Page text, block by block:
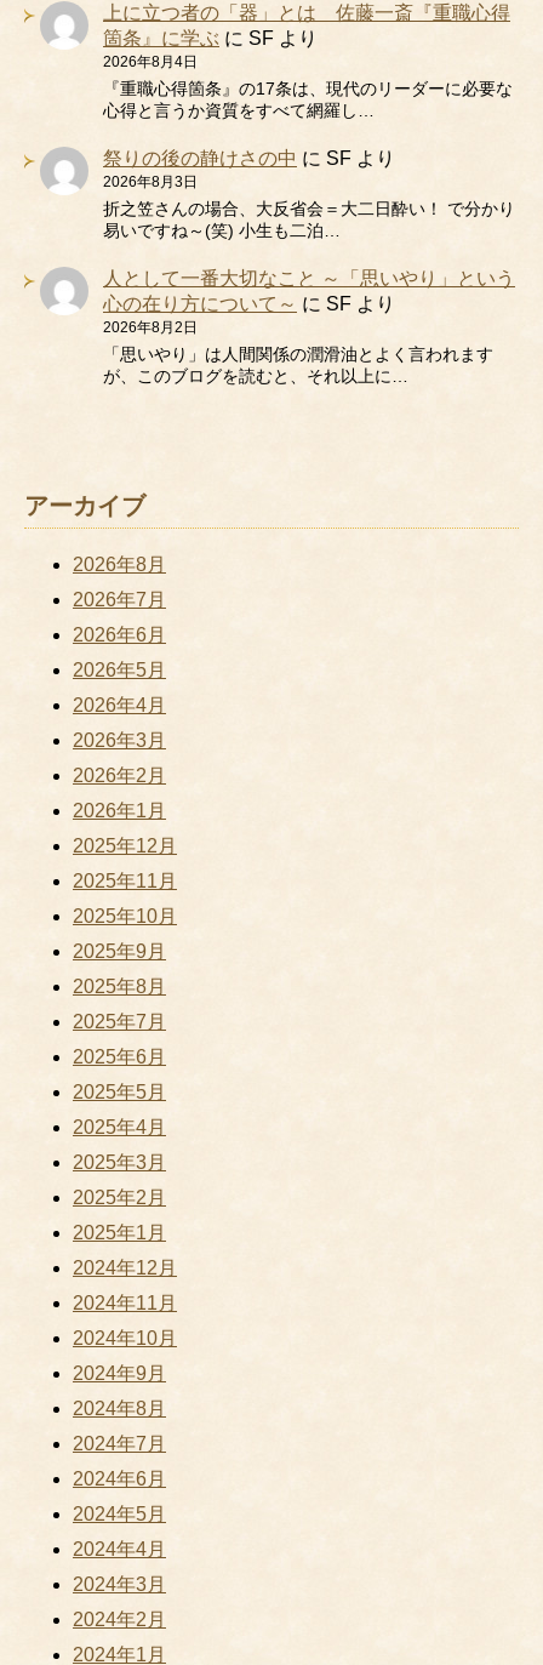
上に立つ者の「器」とは 佐藤一斎『重職心得
箇条』に学ぶ に SF より
2026年8月4日
『重職心得箇条』の17条は、現代のリーダーに必要な
心得と言うか資質をすべて網羅し…
祭りの後の静けさの中 に SF より
2026年8月3日
折之笠さんの場合、大反省会＝大二日酔い！ で分かり
易いですね～(笑) 小生も二泊…
人として一番大切なこと ～「思いやり」という
心の在り方について～ に SF より
2026年8月2日
「思いやり」は人間関係の潤滑油とよく言われます
が、このブログを読むと、それ以上に…
アーカイブ
2026年8月
2026年7月
2026年6月
2026年5月
2026年4月
2026年3月
2026年2月
2026年1月
2025年12月
2025年11月
2025年10月
2025年9月
2025年8月
2025年7月
2025年6月
2025年5月
2025年4月
2025年3月
2025年2月
2025年1月
2024年12月
2024年11月
2024年10月
2024年9月
2024年8月
2024年7月
2024年6月
2024年5月
2024年4月
2024年3月
2024年2月
2024年1月